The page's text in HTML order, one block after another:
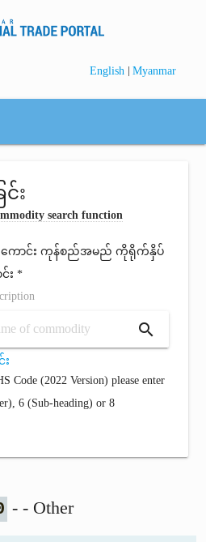
English | Myanmar
း
search function
းကောင်း ကုန်စည်အမည် ကိုရိုက်နှိပ်
း *
search
း
Code (2022 Version) please enter
6 (Sub-heading) or 8
- - Other